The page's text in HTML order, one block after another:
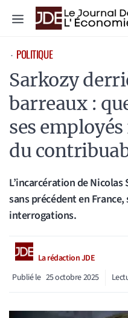
Menu
⋅ POLITIQUE
Sarkozy
barreaux :
ses
du
L’incarcération de
sans précédent en
interrogations.
La rédaction JDE
Publié le 25 octobre 2025